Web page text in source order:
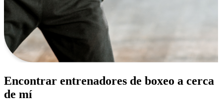
Encontrar entrenadores de boxeo a cerca
de mí